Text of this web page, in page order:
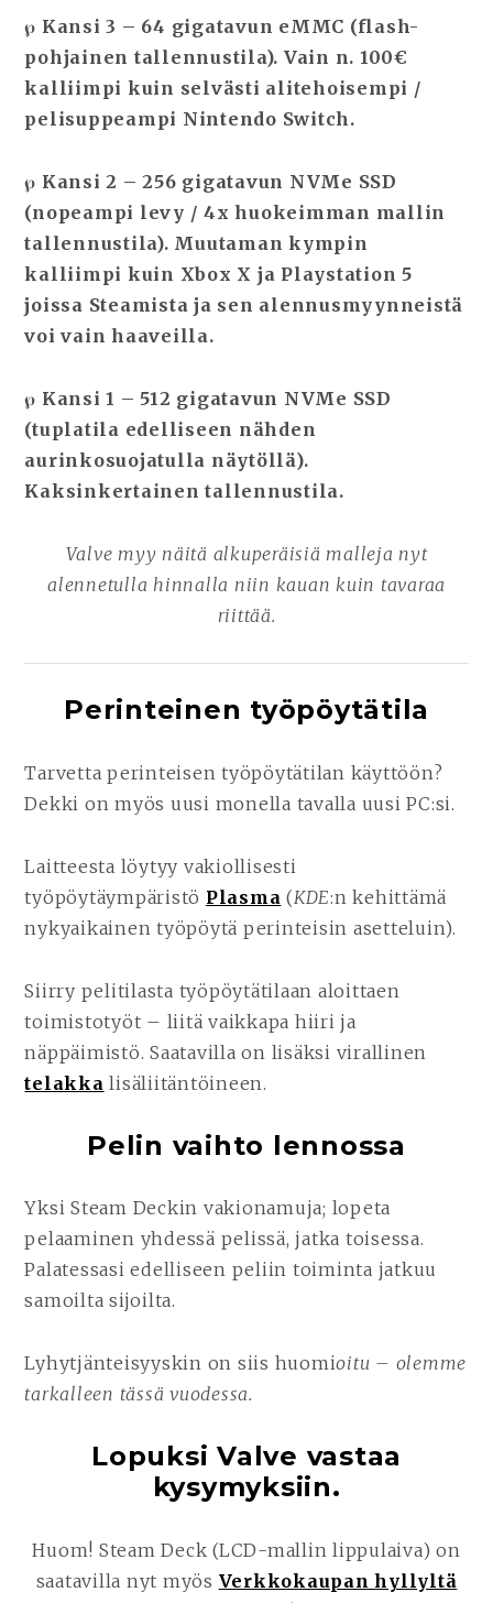
℘ Kansi 3 – 64 gigatavun eMMC (flash-
pohjainen tallennustila). Vain n. 100€
kalliimpi kuin selvästi alitehoisempi /
pelisuppeampi Nintendo Switch.
℘ Kansi 2 – 256 gigatavun NVMe SSD
(nopeampi levy / 4x huokeimman mallin
tallennustila). Muutaman kympin
kalliimpi kuin Xbox X ja Playstation 5
joissa Steamista ja sen alennusmyynneistä
voi vain haaveilla.
℘ Kansi 1 – 512 gigatavun NVMe SSD
(tuplatila edelliseen nähden
aurinkosuojatulla näytöllä).
Kaksinkertainen tallennustila.
Valve myy näitä alkuperäisiä malleja nyt
alennetulla hinnalla niin kauan kuin tavaraa
riittää.
Perinteinen työpöytätila
Tarvetta perinteisen työpöytätilan käyttöön?
Dekki on myös uusi monella tavalla uusi PC:si.
Laitteesta löytyy vakiollisesti
työpöytäympäristö Plasma (KDE:n kehittämä
nykyaikainen työpöytä perinteisin asetteluin).
Siirry pelitilasta työpöytätilaan aloittaen
toimistotyöt – liitä vaikkapa hiiri ja
näppäimistö. Saatavilla on lisäksi virallinen
telakka lisäliitäntöineen.
Pelin vaihto lennossa
Yksi Steam Deckin vakionamuja; lopeta
pelaaminen yhdessä pelissä, jatka toisessa.
Palatessasi edelliseen peliin toiminta jatkuu
samoilta sijoilta.
Lyhytjänteisyyskin on siis huomioitu – olemme
tarkalleen tässä vuodessa.
Lopuksi Valve vastaa
kysymyksiin.
Huom! Steam Deck (LCD-mallin lippulaiva) on
saatavilla nyt myös Verkkokaupan hyllyltä